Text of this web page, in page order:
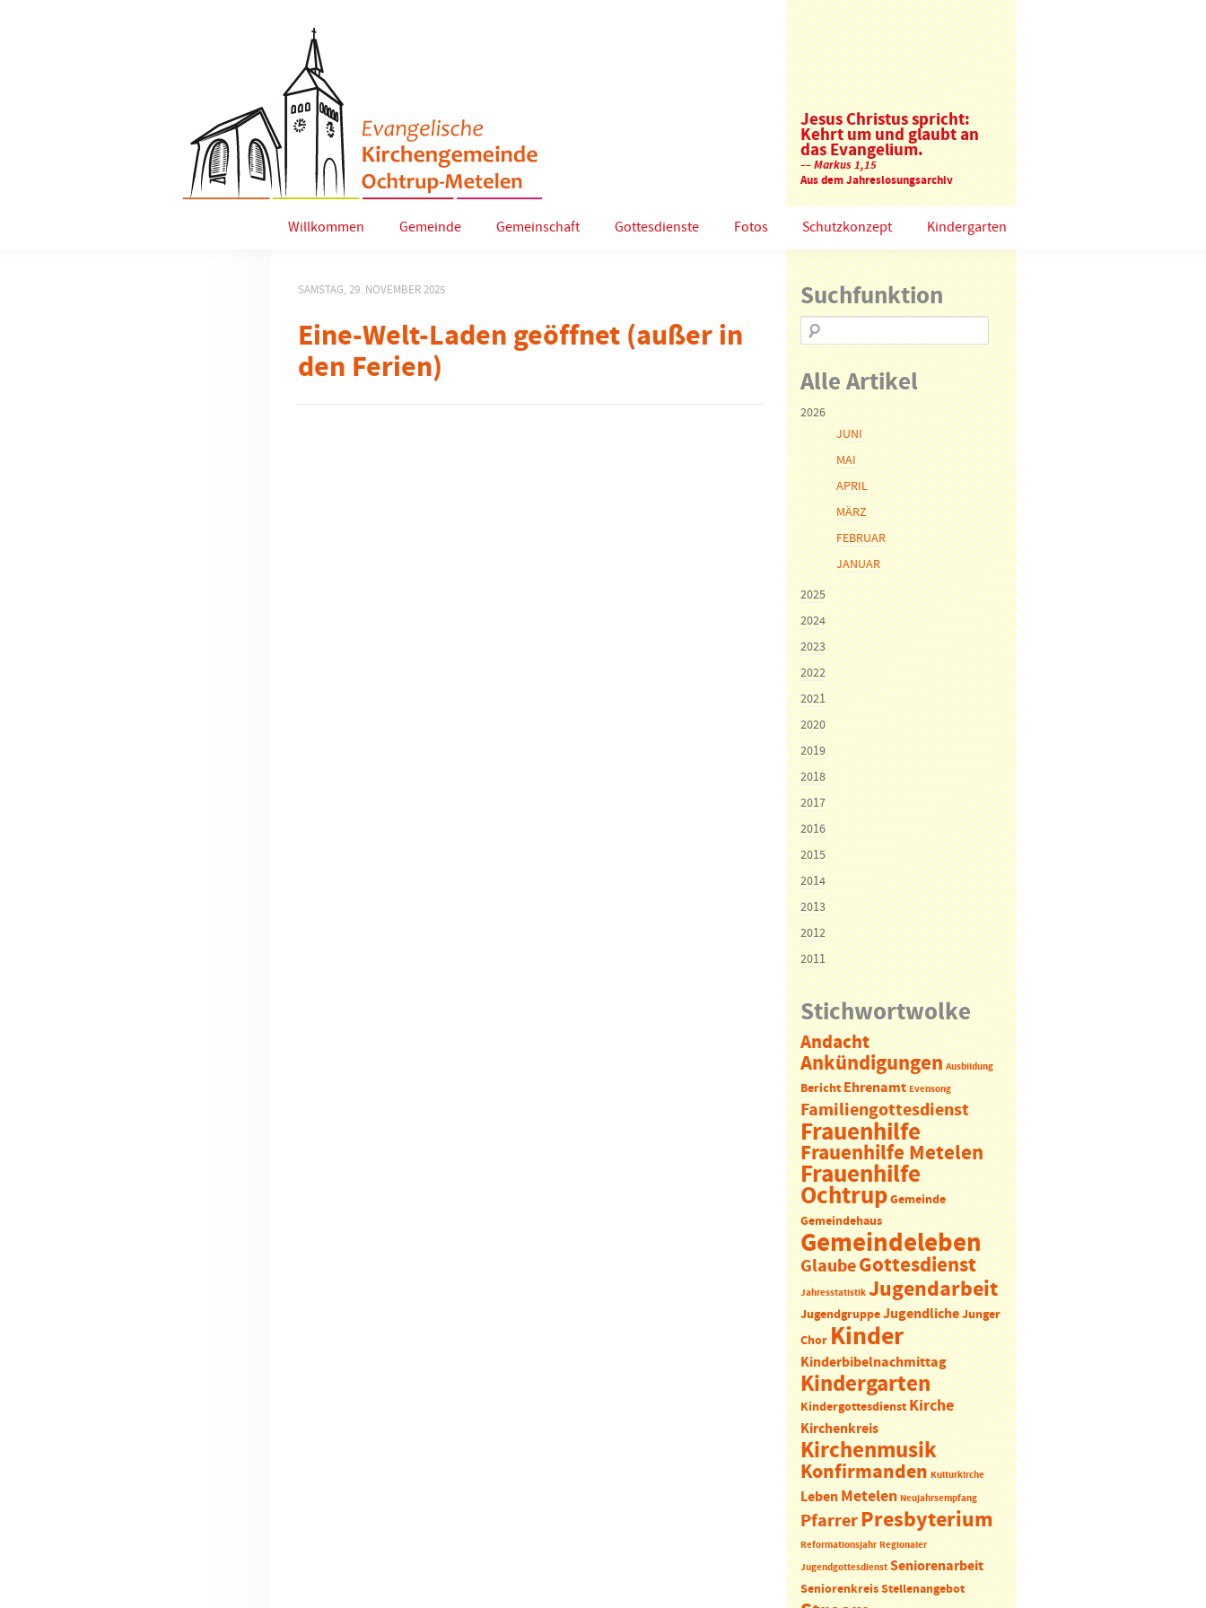
Jesus Christus spricht:
Kehrt um und glaubt an
das Evangelium.
–– Markus 1,15
Aus dem Jahreslosungsarchiv
Willkommen Gemeinde Gemeinschaft Gottesdienste Fotos Schutzkonzept Kindergarten
SAMSTAG, 29. NOVEMBER 2025
Eine-Welt-Laden geöffnet (außer in
den Ferien)
Suchfunktion
Alle Artikel
2026
JUNI
MAI
APRIL
MÄRZ
FEBRUAR
JANUAR
2025
2024
2023
2022
2021
2020
2019
2018
2017
2016
2015
2014
2013
2012
2011
Stichwortwolke
Andacht
Ankündigungen Ausbildung
Bericht Ehrenamt Evensong
Familiengottesdienst
Frauenhilfe
Frauenhilfe Metelen
Frauenhilfe
Ochtrup Gemeinde
Gemeindehaus
Gemeindeleben
GlaubeGottesdienst
Jahresstatistik Jugendarbeit
Jugendgruppe Jugendliche Junger
Chor Kinder
Kinderbibelnachmittag
Kindergarten
Kindergottesdienst Kirche
Kirchenkreis
Kirchenmusik
Konfirmanden Kulturkirche
LebenMetelen Neujahrsempfang
PfarrerPresbyterium
Reformationsjahr Regionaler
Jugendgottesdienst Seniorenarbeit
Seniorenkreis Stellenangebot